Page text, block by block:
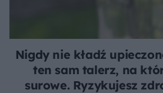
Nigdy nie kładź
ten sam talerz, na
surowe. Ryzykujesz